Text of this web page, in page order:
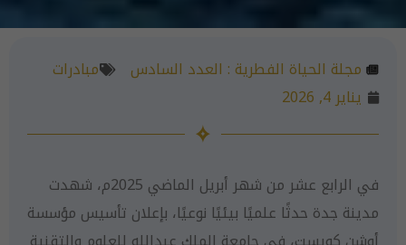
مجلة الحياة الفطرية : العدد السادس
مبادرات
يناير 4, 2026
في الرابع عشر من شهر أبريل الماضي 2025م، شهدت
مدينة جدة حدثًا علميًا بيئيًا نوعيًا، بإعلان تأسيس مؤسسة